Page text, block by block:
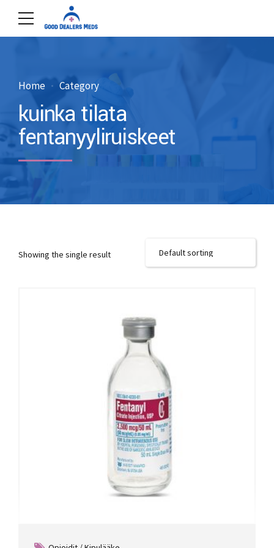
Home Category
kuinka tilata
fentanyyliruiskeet
Showing the single result